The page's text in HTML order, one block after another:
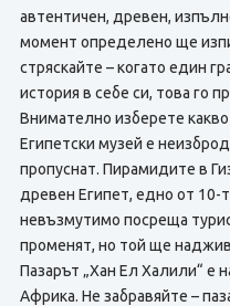
автентичен, древен,
момент определено ще
стряскайте – когато един
история в себе си, това го
Внимателно изберете
Египетски музей е
пропуснат. Пирамидите в
древен Египет, едно от 10-
невъзмутимо посреща
променят, но той ще
Пазарът „Хан Ел Халили“ е
Африка. Не забравяйте –